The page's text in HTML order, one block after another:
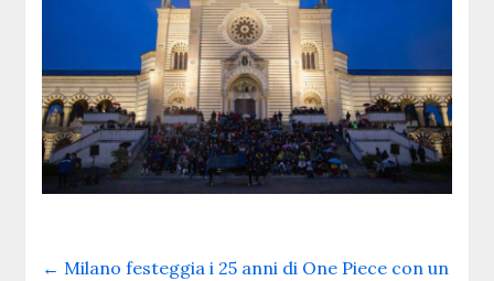
← Milano festeggia i 25 anni di One Piece con un